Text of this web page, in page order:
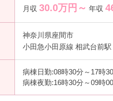
月収 30.0万円～ 年収
神奈川県座間市
小田急小田原線 相武台前駅
病棟日勤:08時30分～17時
病棟夜勤:16時30分～09時